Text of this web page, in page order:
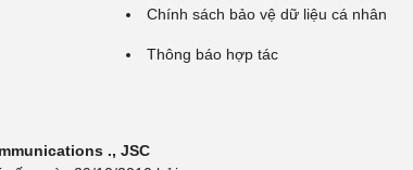
Chính sách bảo vệ dữ liệu cá nhân
Thông báo hợp tác
., JSC